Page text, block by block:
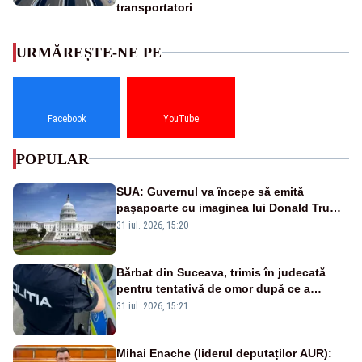
transportatori
URMĂREȘTE-NE PE
Facebook YouTube
POPULAR
SUA: Guvernul va începe să emită
paşapoarte cu imaginea lui Donald Trump
începând cu 8 august
31 iul. 2026, 15:20
Bărbat din Suceava, trimis în judecată
pentru tentativă de omor după ce a
înjunghiat un tânăr în urma unui conflict
31 iul. 2026, 15:21
Mihai Enache (liderul deputaților AUR):